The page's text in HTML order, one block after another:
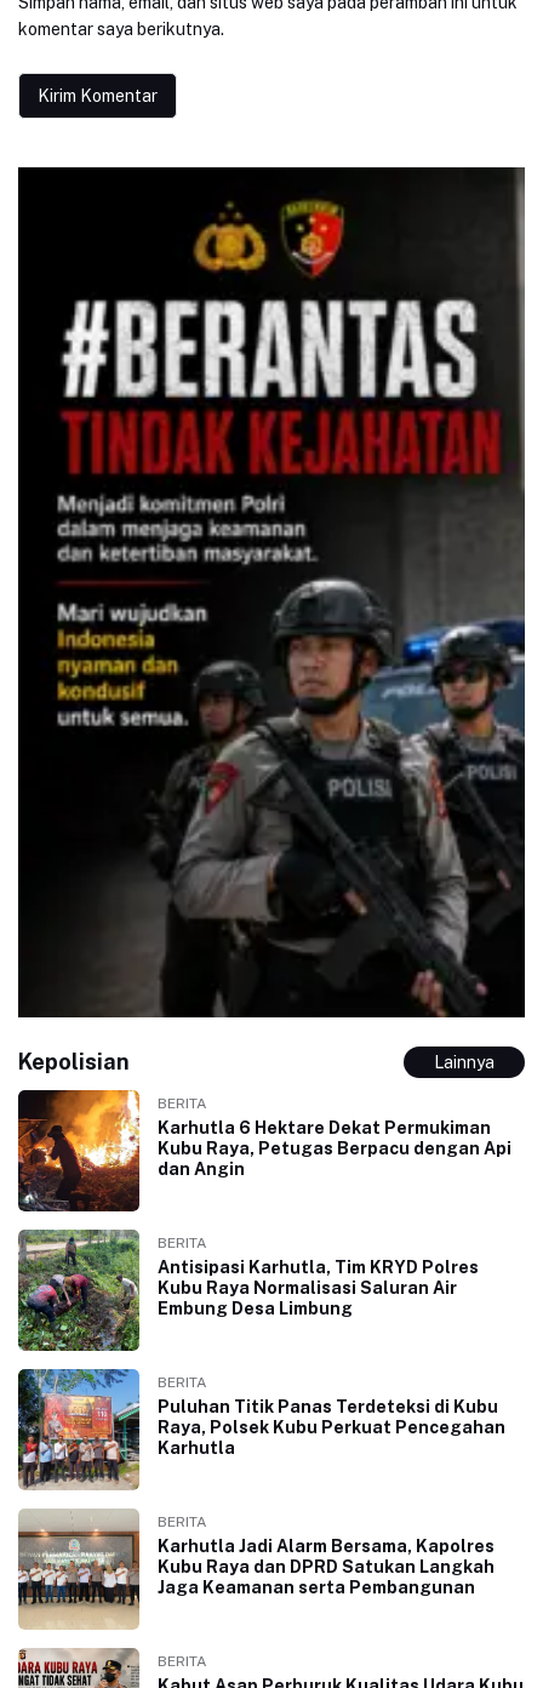
komentar saya berikutnya.
Kepolisian Lainnya
BERITA
Karhutla 6 Hektare Dekat Permukiman
Kubu Raya, Petugas Berpacu dengan Api
dan Angin
BERITA
Antisipasi Karhutla, Tim KRYD Polres
Kubu Raya Normalisasi Saluran Air
Embung Desa Limbung
BERITA
Puluhan Titik Panas Terdeteksi di Kubu
Raya, Polsek Kubu Perkuat Pencegahan
Karhutla
BERITA
Karhutla Jadi Alarm Bersama, Kapolres
Kubu Raya dan DPRD Satukan Langkah
Jaga Keamanan serta Pembangunan
BERITA